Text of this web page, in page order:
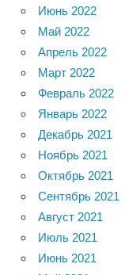
Июнь 2022
Май 2022
Апрель 2022
Март 2022
Февраль 2022
Январь 2022
Декабрь 2021
Ноябрь 2021
Октябрь 2021
Сентябрь 2021
Август 2021
Июль 2021
Июнь 2021